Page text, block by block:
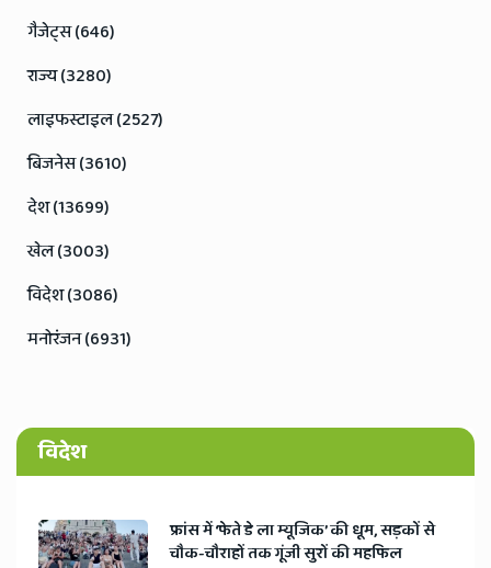
गैजेट्स (646)
राज्य (3280)
लाइफस्टाइल (2527)
बिजनेस (3610)
देश (13699)
खेल (3003)
विदेश (3086)
मनोरंजन (6931)
विदेश
​फ्रांस में ‘फेते डे ला म्यूजिक’ की धूम, सड़कों से
चौक-चौराहों तक गूंजी सुरों की महफिल